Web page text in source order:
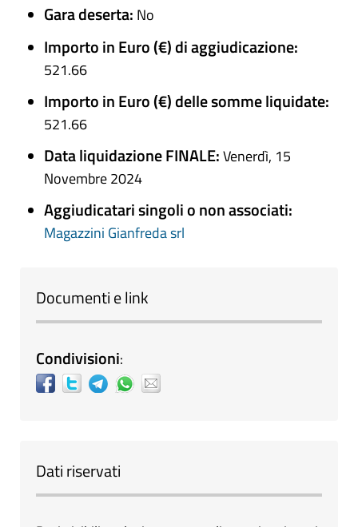
Gara deserta: No
Importo in Euro (€) di aggiudicazione:
521.66
Importo in Euro (€) delle somme liquidate:
521.66
Data liquidazione FINALE:Venerdì, 15
Novembre 2024
Aggiudicatari singoli o non associati:
Magazzini Gianfreda srl
Documenti e link
Condivisioni:
Dati riservati